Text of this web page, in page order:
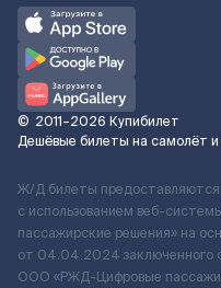
© 2011–2026 Купибилет
Дешёвые билеты на самолёт и
Ж/Д билеты предоставляются
с использованием веб-
пассажирские решения» на
от 04.04.2024 заключенного
ООО «РЖД-Цифровые